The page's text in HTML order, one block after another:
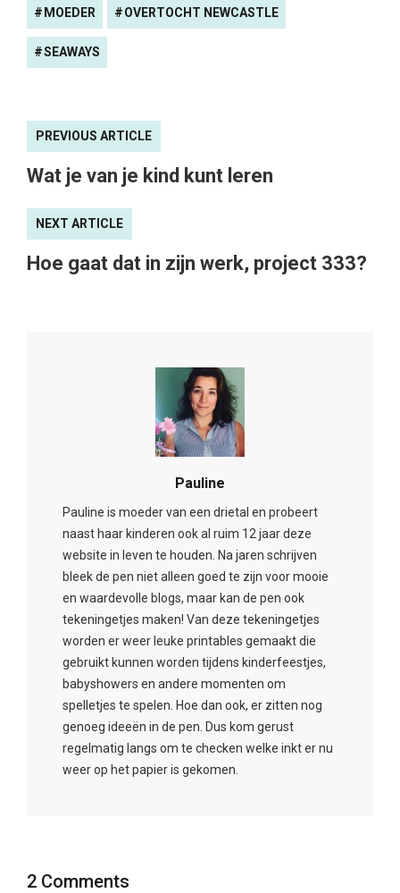
MOEDER OVERTOCHT NEWCASTLE
SEAWAYS
PREVIOUS ARTICLE
Wat je van je kind kunt leren
NEXT ARTICLE
Hoe gaat dat in zijn werk, project 333?
Pauline
Pauline is moeder van een drietal en probeert
naast haar kinderen ook al ruim 12 jaar deze
website in leven te houden. Na jaren schrijven
bleek de pen niet alleen goed te zijn voor mooie
en waardevolle blogs, maar kan de pen ook
tekeningetjes maken! Van deze tekeningetjes
worden er weer leuke printables gemaakt die
gebruikt kunnen worden tijdens kinderfeestjes,
babyshowers en andere momenten om
spelletjes te spelen. Hoe dan ook, er zitten nog
genoeg ideeën in de pen. Dus kom gerust
regelmatig langs om te checken welke inkt er nu
weer op het papier is gekomen.
2 Comments